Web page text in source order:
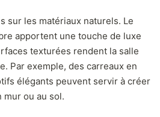
sur les matériaux naturels. Le
apportent une touche de luxe
texturées rendent la salle
Par exemple, des carreaux en
élégants peuvent servir à créer
mur ou au sol.